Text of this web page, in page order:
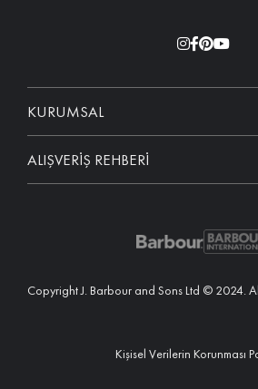
KURUMSAL
ALIŞVERİŞ REHBERİ
Copyright J. Barbour and Sons Ltd © 2024.
Kişisel Verilerin Korunması